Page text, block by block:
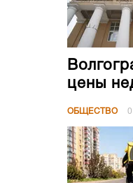
цены
ОБЩЕСТВО